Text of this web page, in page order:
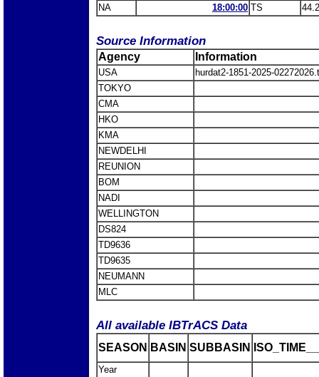
NA
18:00:00 TS
Source Information
Agency Information
USA
hurdat2-1851-2025-
TOKYO
CMA
HKO
KMA
NEWDELHI
REUNION
BOM
NADI
WELLINGTON
DS824
TD9636
TD9635
NEUMANN
MLC
All available IBTrACS Data
SEASON BASIN SUBBASIN
Year